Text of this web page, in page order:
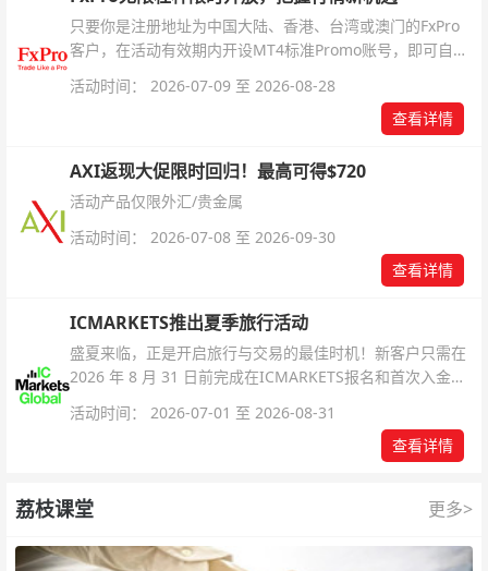
只要你是注册地址为中国大陆、香港、台湾或澳门的FxPro
客户，在活动有效期内开设MT4标准Promo账号，即可自动
活动时间： 2026-07-09 至 2026-08-28
查看详情
AXI返现大促限时回归！最高可得$720
活动产品仅限外汇/贵金属
活动时间： 2026-07-08 至 2026-09-30
查看详情
ICMARKETS推出夏季旅行活动
盛夏来临，正是开启旅行与交易的最佳时机！新客户只需在
2026 年 8 月 31 日前完成在ICMARKETS报名和首次入金即
活动时间： 2026-07-01 至 2026-08-31
查看详情
荔枝课堂 更多>